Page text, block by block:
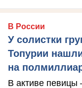
В России
У солистки
Топурии
на
В активе певицы